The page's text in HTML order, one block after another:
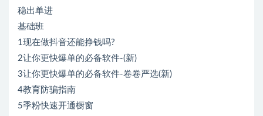
稳出单进
基础班
1现在做抖音还能挣钱吗?
2让你更快爆单的必备软件-(新)
3让你更快爆单的必备软件-卷卷严选(新)
4教育防骗指南
5季粉快速开通橱窗